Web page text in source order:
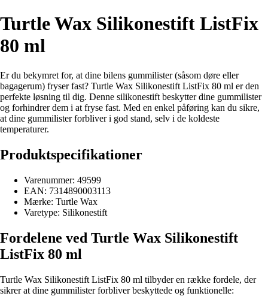
Turtle Wax Silikonestift ListFix
80 ml
Er du bekymret for, at dine bilens gummilister (såsom døre eller
bagagerum) fryser fast? Turtle Wax Silikonestift ListFix 80 ml er den
perfekte løsning til dig. Denne silikonestift beskytter dine gummilister
og forhindrer dem i at fryse fast. Med en enkel påføring kan du sikre,
at dine gummilister forbliver i god stand, selv i de koldeste
temperaturer.
Produktspecifikationer
Varenummer: 49599
EAN: 7314890003113
Mærke: Turtle Wax
Varetype: Silikonestift
Fordelene ved Turtle Wax Silikonestift
ListFix 80 ml
Turtle Wax Silikonestift ListFix 80 ml tilbyder en række fordele, der
sikrer at dine gummilister forbliver beskyttede og funktionelle: